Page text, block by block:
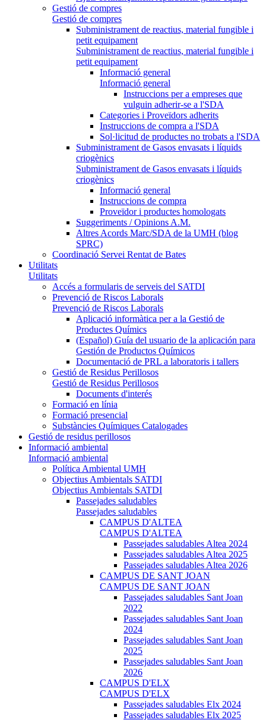
Gestió de compres
Gestió de compres
Subministrament de reactius, material fungible i
petit equipament
Subministrament de reactius, material fungible i
petit equipament
Informació general
Informació general
Instruccions per a empreses que
vulguin adherir-se a l'SDA
Categories i Proveïdors adherits
Instruccions de compra a l'SDA
Sol·licitud de productes no trobats a l'SDA
Subministrament de Gasos envasats i líquids
criogènics
Subministrament de Gasos envasats i líquids
criogènics
Informació general
Instruccions de compra
Proveïdor i productes homologats
Suggeriments / Opinions A.M.
Altres Acords Marc/SDA de la UMH (blog
SPRC)
Coordinació Servei Rentat de Bates
Utilitats
Utilitats
Accés a formularis de serveis del SATDI
Prevenció de Riscos Laborals
Prevenció de Riscos Laborals
Aplicació informàtica per a la Gestió de
Productes Químics
(Español) Guía del usuario de la aplicación para
Gestión de Productos Químicos
Documentació de PRL a laboratoris i tallers
Gestió de Residus Perillosos
Gestió de Residus Perillosos
Documents d'interés
Formació en línia
Formació presencial
Substàncies Químiques Catalogades
Gestió de residus perillosos
Informació ambiental
Informació ambiental
Política Ambiental UMH
Objectius Ambientals SATDI
Objectius Ambientals SATDI
Passejades saludables
Passejades saludables
CAMPUS D'ALTEA
CAMPUS D'ALTEA
Passejades saludables Altea 2024
Passejades saludables Altea 2025
Passejades saludables Altea 2026
CAMPUS DE SANT JOAN
CAMPUS DE SANT JOAN
Passejades saludables Sant Joan
2022
Passejades saludables Sant Joan
2024
Passejades saludables Sant Joan
2025
Passejades saludables Sant Joan
2026
CAMPUS D'ELX
CAMPUS D'ELX
Passejades saludables Elx 2024
Passejades saludables Elx 2025